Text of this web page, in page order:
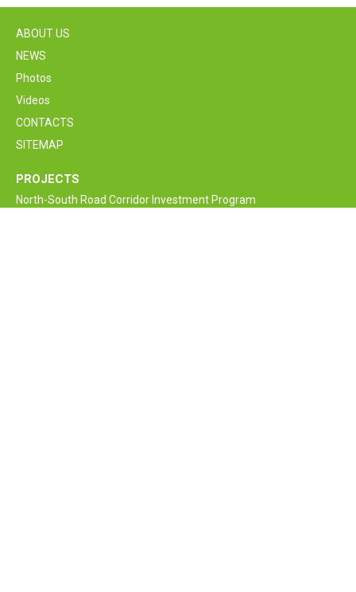
ABOUT US
NEWS
Photos
Videos
CONTACTS
SITEMAP
PROJECTS
North-South Road Corridor Investment Program